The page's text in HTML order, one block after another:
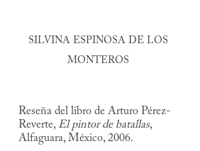
SILVINA ESPINOSA DE LOS
MONTEROS
Reseña del libro de Arturo Pérez-
Reverte, El pintor de batallas,
Alfaguara, México, 2006.